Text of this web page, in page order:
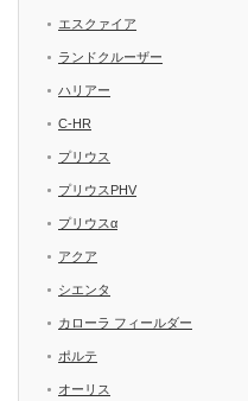
エスクァイア
ランドクルーザー
ハリアー
C-HR
プリウス
プリウスPHV
プリウスα
アクア
シエンタ
カローラ フィールダー
ポルテ
オーリス